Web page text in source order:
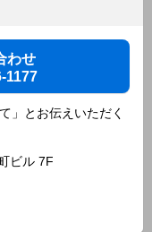
わせ
1177
」とお伝えいただく
ビル 7F